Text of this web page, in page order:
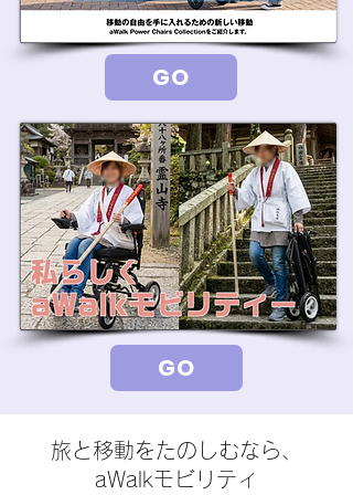
GO
GO
旅と移動をたのしむなら、
aWalkモビリティ